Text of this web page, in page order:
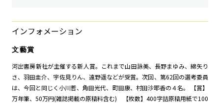
インフォメーション
文藝賞
河出書房新社が主催する新人賞。これまで山田詠美、長野まゆみ、綿矢り
さ、羽田圭介、宇佐見りん、遠野遥などが受賞。次回、第62回の選考委員
は、今回と同じく小川哲、角田光代、町田康、村田沙耶香の４名。 【賞】
万年筆、50万円(雑誌掲載の原稿料含む) 【枚数】400字詰原稿用紙で100